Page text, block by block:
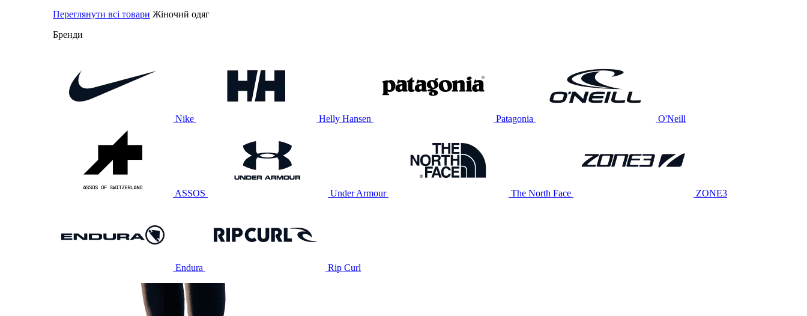
Переглянути всі товари Жіночий одяг
Бренди
Nike Helly Hansen Patagonia O'Neill
ASSOS Under Armour The North Face ZONE3
Endura Rip Curl